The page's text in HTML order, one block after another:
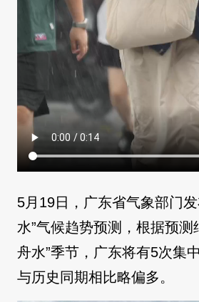
5月19日，广东省气象部门
水”气候趋势预测，根据预测
舟水”季节，广东将有5次集
与历史同期相比略偏多。